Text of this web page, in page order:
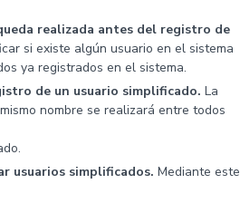
realizada antes del registro de
si existe algún usuario en el sistema
ya registrados en el sistema.
de un usuario simplificado. La
nombre se realizará entre todos
usuarios simplificados. Mediante este